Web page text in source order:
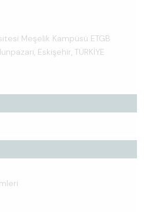
Meşelik Kampüsü ETGB
Eskişehir, TÜRKİYE